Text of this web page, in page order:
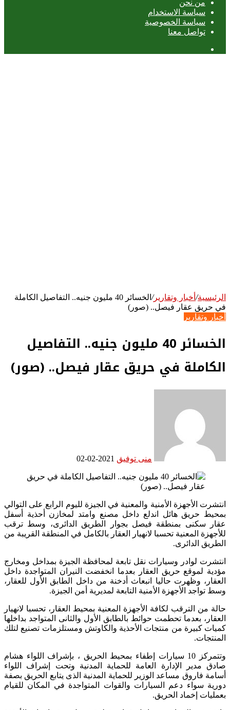
من نحن
سياسة الاستخدام
سياسة الخصوصية
تواصل معنا
الرئيسية/ أخبار وتقارير/
الخسائر 40 مليون جنيه.. التفاصيل الكاملة
في حريق عقار فيصل.. (صور)
أخبار وتقارير
الخسائر 40 مليون جنيه.. التفاصيل
الكاملة في حريق عقار فيصل.. (صور)
منى توفيق 2021-02-02
انتشرت الأجهزة الأمنية والمعنية في الجيزة لليوم الرابع على التوالي
بمحيط حريق هائل اندلع داخل مصنع وامتد لمخازن أحذية أسفل
عقار سكنى بمنطقة فيصل بجوار الطريق الدائرى، وسط ترقب
للأجهزة المعنية تحسبا لانهيار العقار بالكامل في المنطقة القريبة من
الطريق الدائرى.
انتشرت لوادر وسيارات نقل تابعة لمحافظة الجيزة بمداخل ومخارج
مؤدية لموقع حريق العقار بعدما انخفضت النيران المتواجدة داخل
العقار، وظهرت حاليا انبعاث أدخنة من داخل الطابق الأول للعقار،
وسط تواجد الأجهزة الأمنية التابعة لمديرية أمن الجيزة.
حالة من الترقب لكافة الأجهزة المعنية بمحيط العقار، تحسبا لانهيار
العقار، بعدما تحطمت حوائط بالطابق الأول والثانى المتواجد بداخلها
كميات كبيرة من منتجات الأحذية والكاوتش ومستلزمات تصنيع لتلك
المنتجات.
وتتمركز 10 سيارات إطفاء بمحيط الحريق ، بإشراف اللواء هشام
صادق مدير الإدارة العامة للحماية المدنية وتحت إشراف اللواء
أسامة فاروق مساعد الوزير للحماية المدنية الذى يتابع الحريق بصفة
دورية سواء دعم السيارات والقوات المتواجدة في المكان للقيام
بعمليات إخماد الحريق.